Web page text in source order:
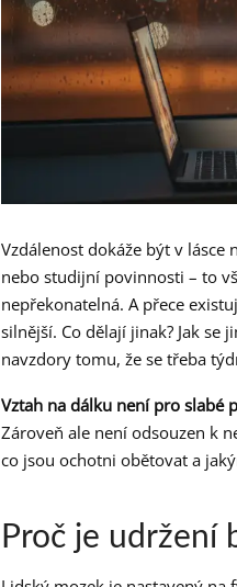
Vzdálenost dokáže být v
nebo studijní povinnosti – to
nepřekonatelná. A přece
silnější. Co dělají jinak? Jak
navzdory tomu, že se třeba
Vztah na dálku není pro slabé
Zároveň ale není odsouzen k
co jsou ochotni obětovat a
Proč je udržení